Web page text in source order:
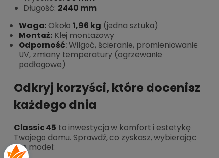
Długość: 2440 mm
Waga:Około 1,96 kg (jedna sztuka)
Montaż: Klej montażowy
Odporność:Wilgoć, ścieranie, promieniowanie
UV, zmiany temperatury (ogrzewanie
podłogowe)
Odkryj korzyści, które docenisz
każdego dnia
Classic 45 to inwestycja w komfort i estetykę
Twojego domu. Sprawdź, co zyskasz, wybierając
ten model: